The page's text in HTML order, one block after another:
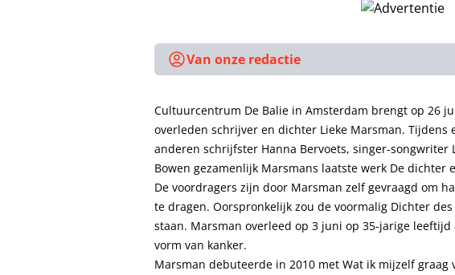
Van onze redactie
Cultuurcentrum De Balie in Amsterdam brengt op 26
overleden schrijver en dichter Lieke Marsman. Tijdens
anderen schrijfster Hanna Bervoets, singer-songwriter
Bowen gezamenlijk Marsmans laatste werk De dichter
De voordragers zijn door Marsman zelf gevraagd om
te dragen. Oorspronkelijk zou de voormalig Dichter
staan. Marsman overleed op 3 juni op 35-jarige leeftijd
vorm van kanker.
Marsman debuteerde in 2010 met Wat ik mijzelf graag